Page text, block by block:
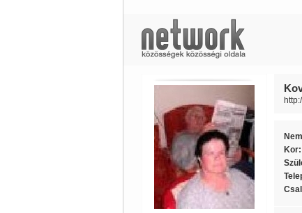
Kor: